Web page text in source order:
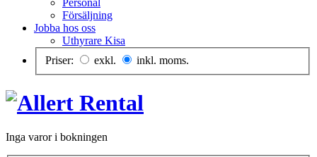
Personal
Försäljning
Jobba hos oss
Uthyrare Kisa
Priser:
exkl. inkl. moms.
Inga varor i bokningen